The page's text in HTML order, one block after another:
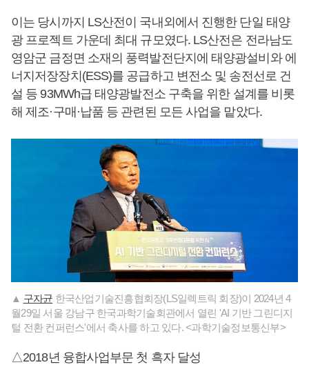
이는 당시까지 LS산전이 국내외에서 진행한 단일 태양
광 프로젝트 가운데 최대 규모였다. LS산전은 전라남도
영암군 금정면 소재의 풍력발전단지에 태양광설비와 에
너지저장장치(ESS)를 공급하고 변전소 및 송전선로 건
설 등 93MWh급 태양광발전소 구축을 위한 설계를 비롯
해 제조·구매·납품 등 관련된 모든 사업을 맡았다.
▲ 구자균 한국산업기술진흥협회장(LS일렉트릭 회장)이 2024년 4
월29일 서울 강남구 한국과학기술회관에서 열린 'AI 기반 그린디지
털 전환 컨퍼런스'에서 축사를 하고 있다. <과학기술정보통신부>
△2018년 융합사업부문 첫 흑자 달성